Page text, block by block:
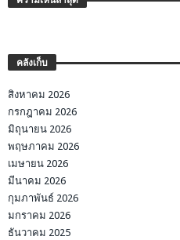
คลังเก็บ
สิงหาคม 2026
กรกฎาคม 2026
มิถุนายน 2026
พฤษภาคม 2026
เมษายน 2026
มีนาคม 2026
กุมภาพันธ์ 2026
มกราคม 2026
ธันวาคม 2025